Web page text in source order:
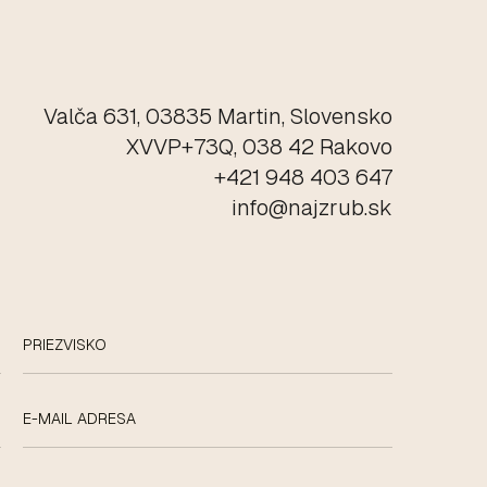
Valča 631, 03835 Martin, Slovensko
XVVP+73Q, 038 42 Rakovo
+421 948 403 647
info@najzrub.sk